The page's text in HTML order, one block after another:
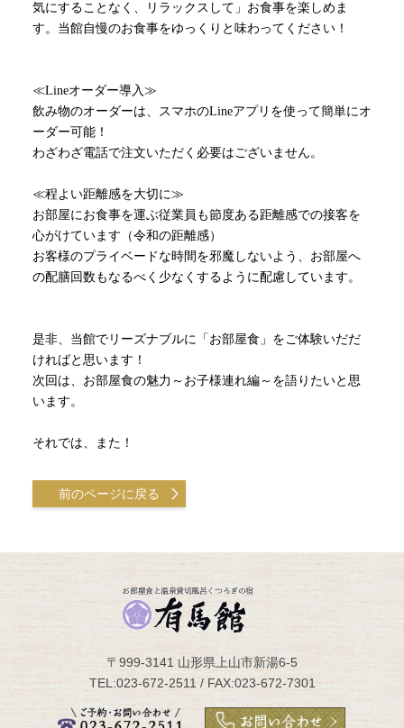
気にすることなく、リラックスして」お食事を楽しめま
す。当館自慢のお食事をゆっくりと味わってください！
≪Lineオーダー導入≫
飲み物のオーダーは、スマホのLineアプリを使って簡単にオ
ーダー可能！
わざわざ電話で注文いただく必要はございません。
≪程よい距離感を大切に≫
お部屋にお食事を運ぶ従業員も節度ある距離感での接客を
心がけています（令和の距離感）
お客様のプライベードな時間を邪魔しないよう、お部屋へ
の配膳回数もなるべく少なくするように配慮しています。
是非、当館でリーズナブルに「お部屋食」をご体験いだだ
ければと思います！
次回は、お部屋食の魅力～お子様連れ編～を語りたいと思
います。
それでは、また！
前のページに戻る
〒999-3141 山形県上山市新湯6-5
TEL:023-672-2511 / FAX:023-672-7301